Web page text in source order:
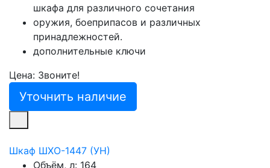
шкафа для различного сочетания
оружия, боеприпасов и различных
принадлежностей.
дополнительные ключи
Цена: Звоните!
Уточнить наличие
Шкаф ШХО-1447 (УН)
Объём, л: 164